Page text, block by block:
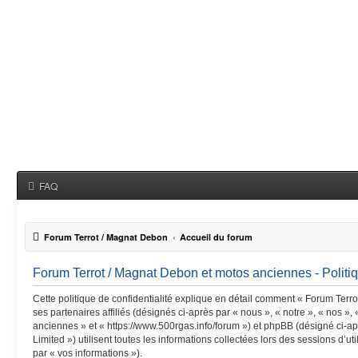
FAQ
Forum Terrot / Magnat Debon Accueil du forum
Forum Terrot / Magnat Debon et motos anciennes -
Cette politique de confidentialité explique en détail comment « Forum
ses partenaires affiliés (désignés ci-après par « nous », « notre », « nos »,
anciennes » et « https://www.500rgas.info/forum ») et phpBB (désigné ci-
Limited ») utilisent toutes les informations collectées lors des sessions
par « vos informations »).